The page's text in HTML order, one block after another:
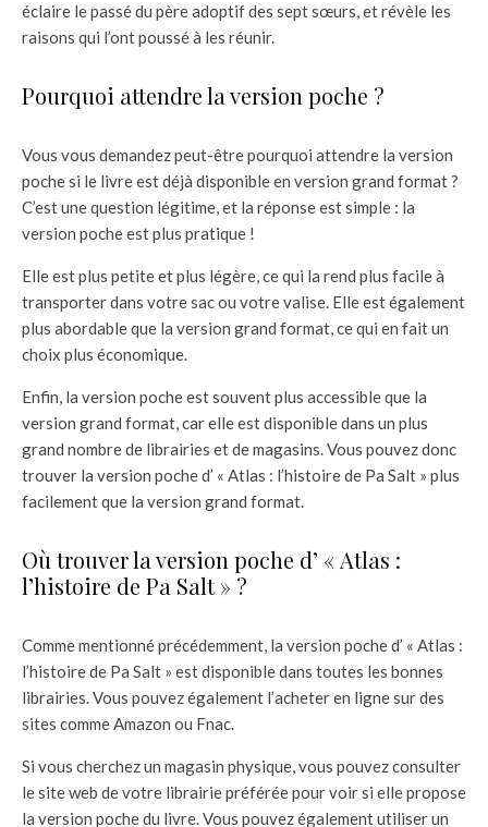
éclaire le passé du père adoptif des sept sœurs, et révèle les
raisons qui l’ont poussé à les réunir.
Pourquoi attendre la version poche ?
Vous vous demandez peut-être pourquoi attendre la version
poche si le livre est déjà disponible en version grand format ?
C’est une question légitime, et la réponse est simple : la
version poche est plus pratique !
Elle est plus petite et plus légère, ce qui la rend plus facile à
transporter dans votre sac ou votre valise. Elle est également
plus abordable que la version grand format, ce qui en fait un
choix plus économique.
Enfin, la version poche est souvent plus accessible que la
version grand format, car elle est disponible dans un plus
grand nombre de librairies et de magasins. Vous pouvez donc
trouver la version poche d’ « Atlas : l’histoire de Pa Salt » plus
facilement que la version grand format.
Où trouver la version poche d’ « Atlas :
l’histoire de Pa Salt » ?
Comme mentionné précédemment, la version poche d’ « Atlas :
l’histoire de Pa Salt » est disponible dans toutes les bonnes
librairies. Vous pouvez également l’acheter en ligne sur des
sites comme Amazon ou Fnac.
Si vous cherchez un magasin physique, vous pouvez consulter
le site web de votre librairie préférée pour voir si elle propose
la version poche du livre. Vous pouvez également utiliser un